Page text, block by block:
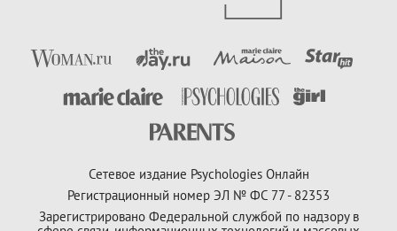
Сетевое издание Psychologies Онлайн
Регистрационный номер ЭЛ № ФС 77 - 82353
Зарегистрировано Федеральной службой по надзору в